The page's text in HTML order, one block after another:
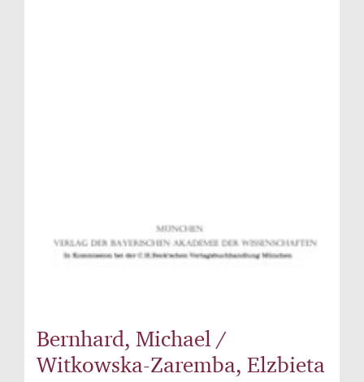
Bernhard, Michael /
Witkowska-Zaremba, Elzbieta